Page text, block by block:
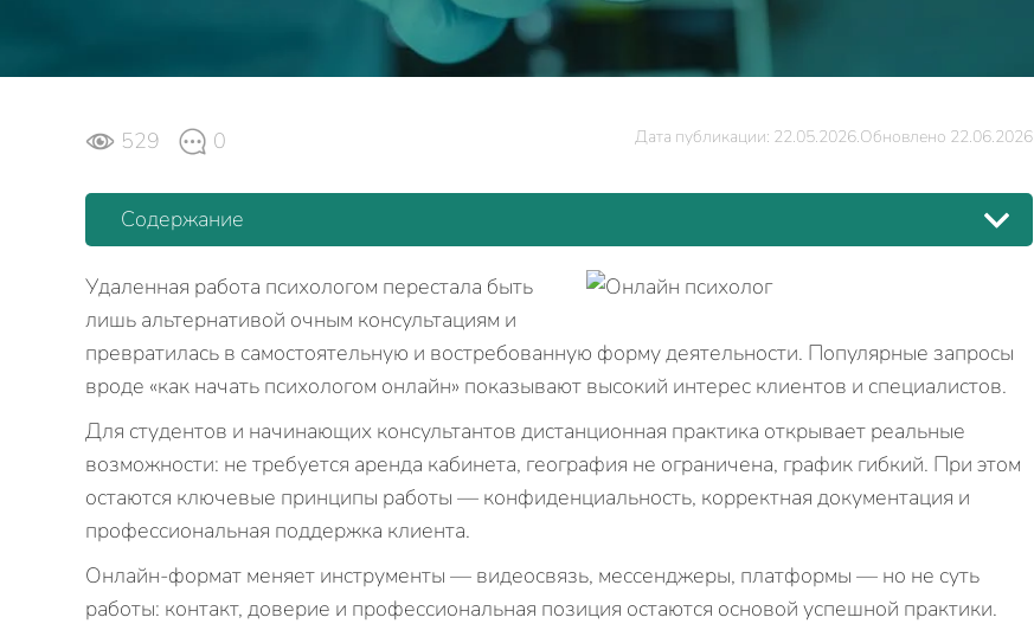
529 0 Дата публикации: 22.05.2026.Обновлено 22.06.2026
Содержание
Удаленная работа психологом перестала быть
лишь альтернативой очным консультациям и
превратилась в самостоятельную и востребованную форму деятельности. Популярные запросы
вроде «как начать психологом онлайн» показывают высокий интерес клиентов и специалистов.
Для студентов и начинающих консультантов дистанционная практика открывает реальные
возможности: не требуется аренда кабинета, география не ограничена, график гибкий. При этом
остаются ключевые принципы работы — конфиденциальность, корректная документация и
профессиональная поддержка клиента.
Онлайн-формат меняет инструменты — видеосвязь, мессенджеры, платформы — но не суть
работы: контакт, доверие и профессиональная позиция остаются основой успешной практики.